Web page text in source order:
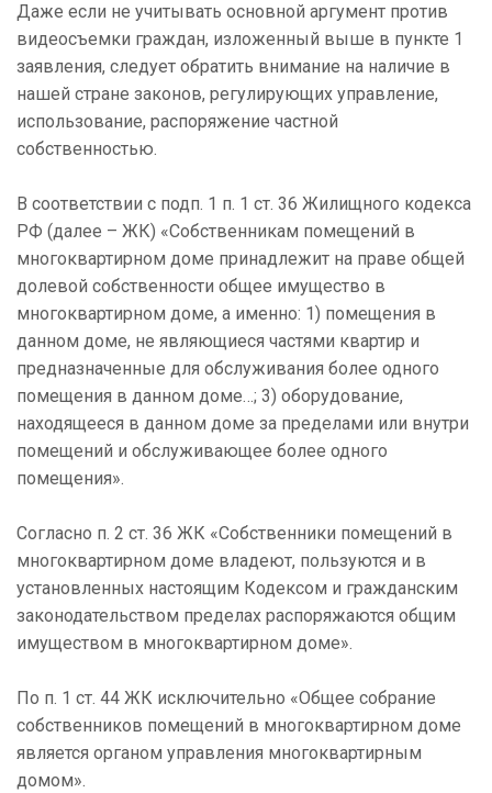
Даже если не учитывать основной аргумент против
видеосъемки граждан, изложенный выше в пункте 1
заявления, следует обратить внимание на наличие в
нашей стране законов, регулирующих управление,
использование, распоряжение частной
собственностью.
В соответствии с подп. 1 п. 1 ст. 36 Жилищного кодекса
РФ (далее – ЖК) «Собственникам помещений в
многоквартирном доме принадлежит на праве общей
долевой собственности общее имущество в
многоквартирном доме, а именно: 1) помещения в
данном доме, не являющиеся частями квартир и
предназначенные для обслуживания более одного
помещения в данном доме…; 3) оборудование,
находящееся в данном доме за пределами или внутри
помещений и обслуживающее более одного
помещения».
Согласно п. 2 ст. 36 ЖК «Собственники помещений в
многоквартирном доме владеют, пользуются и в
установленных настоящим Кодексом и гражданским
законодательством пределах распоряжаются общим
имуществом в многоквартирном доме».
По п. 1 ст. 44 ЖК исключительно «Общее собрание
собственников помещений в многоквартирном доме
является органом управления многоквартирным
домом».